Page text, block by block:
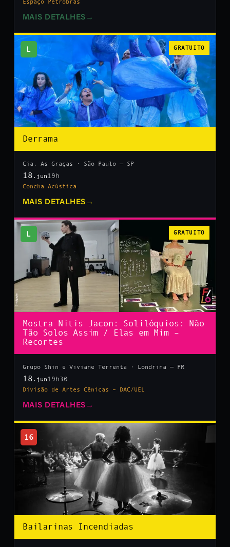
MAIS DETALHES →
L GRATUITO
Derrama
Cia. As Graças · São Paulo — SP
18 .jun 19h
Concha Acústica
MAIS DETALHES →
L GRATUITO
Mostra Nitis Jacon: Solilóquios: Não
Tão Solos Assim / Elas em Mim –
Recortes
Grupo Shin e Viviane Terrenta · Londrina — PR
18 .jun 19h30
Divisão de Artes Cênicas – DAC/UEL
MAIS DETALHES →
16
Bailarinas Incendiadas